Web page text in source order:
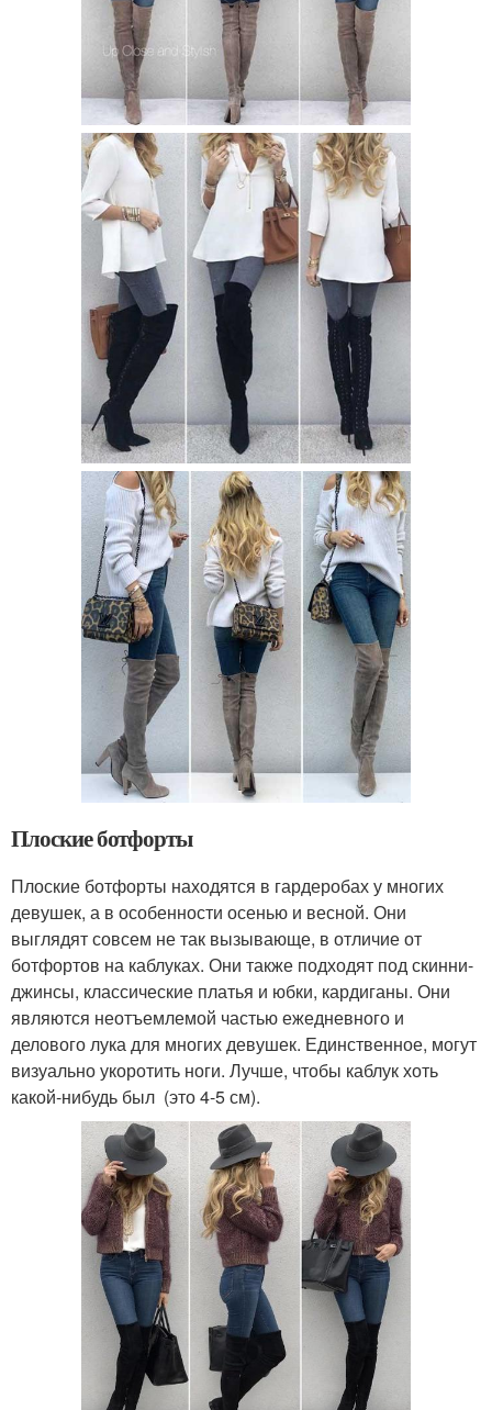
Плоские ботфорты
Плоские ботфорты находятся в гардеробах у многих
девушек, а в особенности осенью и весной. Они
выглядят совсем не так вызывающе, в отличие от
ботфортов на каблуках. Они также подходят под скинни-
джинсы, классические платья и юбки, кардиганы. Они
являются неотъемлемой частью ежедневного и
делового лука для многих девушек. Единственное, могут
визуально укоротить ноги. Лучше, чтобы каблук хоть
какой-нибудь был (это 4-5 см).